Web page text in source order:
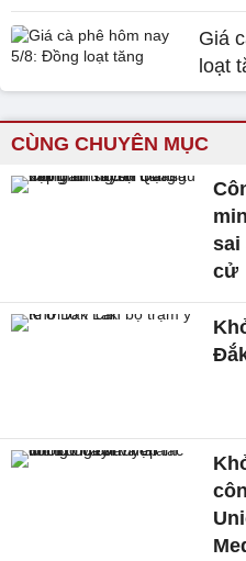
Giá
loạt
CÙNG CHUYÊN MỤC
sai
cử